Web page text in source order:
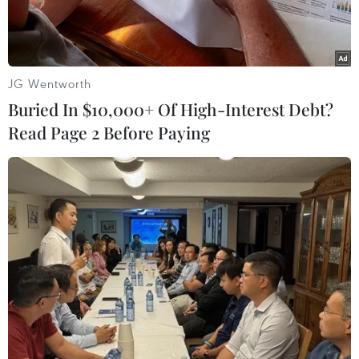
đang tiếp tục phốihợp chặt chẽ với các cơ quan
chức năng của các nước sở tại trong nỗ lực sơ
táncông dân Việt Nam ra khỏi Libya và đưa
những người đang quá cảnh tại nước thứ bavề
Các đoàn công tác cũng yêu cầu các công ty sử
dụnglao độngViệt Nam cótrách nhiệm thu xếp
cho người lao động Việt Nam về nước trong thời
gian sớmnhất.
Bên cạnh đó, Việt Nam cũng đã đề nghị các tổ
chức quốc tế như Tổ chức Ditrú quốc tế và Cao
ủy Liên hợp quốc về người tị nạn hỗ trợ trong
việc cung cấplương thực, thực phẩm, thuốc
men… cho công dân Việt Nam còn đang mắc kẹt
JG Wentworth
Buried In $10,000+ Of High-Interest Debt?
Read Page 2 Before Paying